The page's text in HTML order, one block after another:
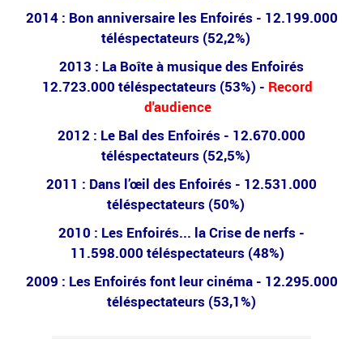
2014 : Bon anniversaire les Enfoirés - 12.199.000
téléspectateurs (52,2%)
2013 : La Boîte à musique des Enfoirés
12.723.000 téléspectateurs (53%) - Record
d'audience
2012 : Le Bal des Enfoirés - 12.670.000
téléspectateurs (52,5%)
2011 : Dans l’œil des Enfoirés - 12.531.000
téléspectateurs (50%)
2010 : Les Enfoirés... la Crise de nerfs -
11.598.000 téléspectateurs (48%)
2009 : Les Enfoirés font leur cinéma - 12.295.000
téléspectateurs (53,1%)